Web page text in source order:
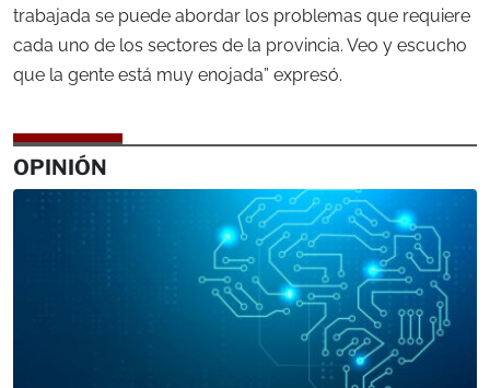
trabajada se puede abordar los problemas que requiere
cada uno de los sectores de la provincia. Veo y escucho
que la gente está muy enojada” expresó.
OPINIÓN